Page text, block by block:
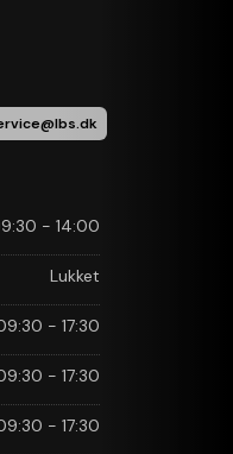
- 14:00
Lukket
- 17:30
- 17:30
- 17:30